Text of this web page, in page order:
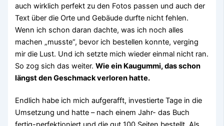
auch wirklich perfekt zu den Fotos passen und auch der
Text über die Orte und Gebäude durfte nicht fehlen.
Wenn ich schon daran dachte, was ich noch alles
machen „musste“, bevor ich bestellen konnte, verging
mir die Lust. Und ich setzte mich wieder einmal nicht ran.
So zog sich das weiter.Wie ein Kaugummi, das schon
längst den Geschmack verloren hatte.
Endlich habe ich mich aufgerafft, investierte Tage in die
Umsetzung und hatte – nach einem Jahr- das Buch